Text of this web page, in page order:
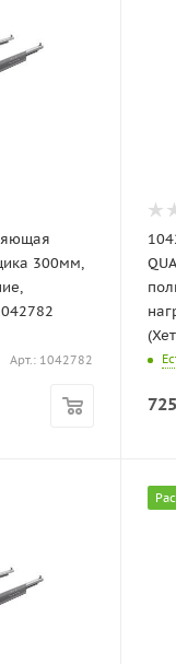
300мм,
Арт.: 1042782